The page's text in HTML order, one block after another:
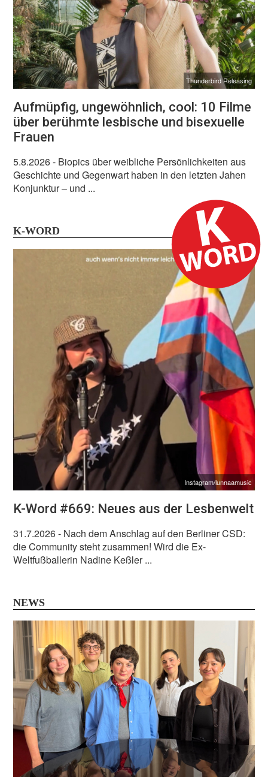
Thunderbird Releasing
Aufmüpfig, ungewöhnlich, cool: 10 Filme
über berühmte lesbische und bisexuelle
Frauen
5.8.2026- Biopics über weibliche Persönlichkeiten aus
Geschichte und Gegenwart haben in den letzten Jahen
Konjunktur – und ...
K-WORD
Instagram/lunnaamusic
K-Word #669: Neues aus der Lesbenwelt
31.7.2026- Nach dem Anschlag auf den Berliner CSD:
die Community steht zusammen! Wird die Ex-
Weltfußballerin Nadine Keßler ...
NEWS